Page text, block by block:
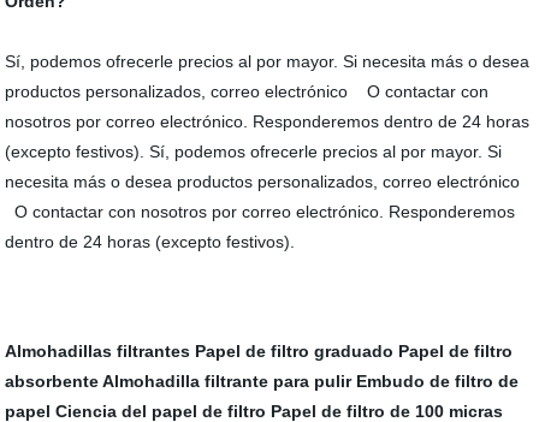
Sí, podemos ofrecerle precios al por mayor. Si necesita más o desea
productos personalizados, correo electrónico O contactar con
nosotros por correo electrónico. Responderemos dentro de 24 horas
(excepto festivos). Sí, podemos ofrecerle precios al por mayor. Si
necesita más o desea productos personalizados, correo electrónico
O contactar con nosotros por correo electrónico. Responderemos
dentro de 24 horas (excepto festivos).
Almohadillas filtrantes Papel de filtro graduado Papel de filtro
absorbente Almohadilla filtrante para pulir Embudo de filtro de
papel Ciencia del papel de filtro Papel de filtro de 100 micras